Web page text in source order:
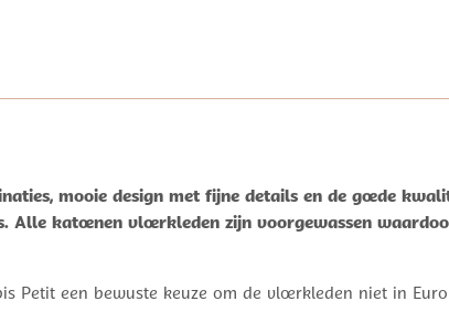
mooie design met fijne details en de goede
katoenen vloerkleden zijn voorgewassen
Petit een bewuste keuze om de vloerkleden niet in